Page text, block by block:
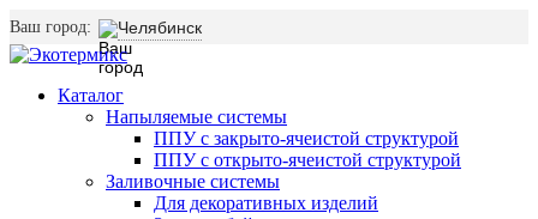
Ваш город: Челябинск
Каталог
Напыляемые системы
ППУ с закрыто-ячеистой структурой
ППУ с открыто-ячеистой структурой
Заливочные системы
Для декоративных изделий